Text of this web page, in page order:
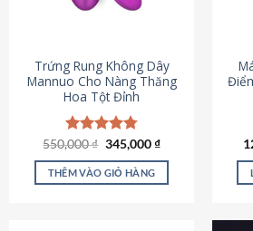
Trứng Rung Không Dây
Mannuo Cho Nàng Thăng
Hoa Tột Đỉnh
Được xếp
hạng4.81
5 sao
550,000₫ Giá
là:
550,000 ₫.
345,000₫Giá
tại
THÊM VÀO GIỎ HÀNG